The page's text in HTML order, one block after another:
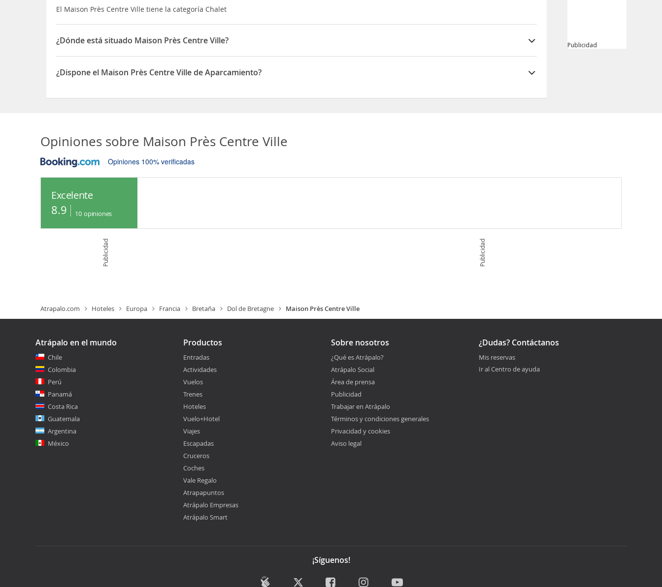
El Maison Près Centre Ville tiene la categoría Chalet
¿Dónde está situado Maison Près Centre Ville?
El Maison Près Centre Ville está situado en 21 Rue de Montplaisir
¿Dispone el Maison Près Centre Ville de Aparcamiento?
Publicidad
Opiniones sobre Maison Près Centre Ville
Opiniones 100% verificadas
Excelente
8.9 10 opiniones
Publicidad Publicidad
Atrapalo.com Hoteles Europa Francia Bretaña Dol de Bretagne Maison Près Centre Ville
Atrápalo en el mundo
Chile
Colombia
Perú
Panamá
Costa Rica
Guatemala
Argentina
México
Productos
Entradas
Actividades
Vuelos
Trenes
Hoteles
Vuelo+Hotel
Viajes
Escapadas
Cruceros
Coches
Vale Regalo
Atrapapuntos
Atrápalo Empresas
Atrápalo Smart
Sobre nosotros
¿Qué es Atrápalo?
Atrápalo Social
Área de prensa
Publicidad
Trabajar en Atrápalo
Términos y condiciones generales
Privacidad y cookies
Aviso legal
¿Dudas? Contáctanos
Mis reservas
Ir al Centro de ayuda
¡Síguenos!